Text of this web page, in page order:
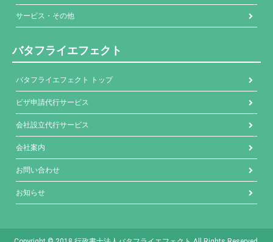
サービス・その他
バタフライエフェクト
バタフライエフェクト トップ
ビザ申請代行サービス
会社設立代行サービス
会社案内
お問い合わせ
お知らせ